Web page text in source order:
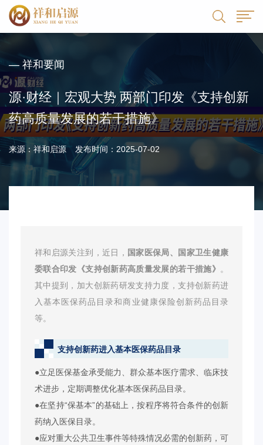
— 祥和要闻
源·财经｜宏观大势 两部门印发《支持创新
药高质量发展的若干措施》
来源：祥和启源 发布时间：2025-07-02
祥和启源关注到，近日， 国家医保局、国家卫生健康
委联合印发《支持创新药高质量发展的若干措施》 。
其中提到，加大创新药研发支持力度，支持创新药进
入基本医保药品目录和商业健康保险创新药品目录
等。
支持创新药进入基本医保药品目录
●立足医保基金承受能力、群众基本医疗需求、临床技
术进步，定期调整优化基本医保药品目录。
●在坚持“保基本”的基础上，按程序将符合条件的创新
药纳入医保目录。
●应对重大公共卫生事件等特殊情况必需的创新药，可